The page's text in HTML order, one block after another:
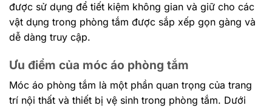
được sử dụng để tiết kiệm không gian và giữ cho các
vật dụng trong phòng tắm được sắp xếp gọn gàng và
dễ dàng truy cập.
Ưu điểm của móc áo phòng tắm
Móc áo phòng tắm là một phần quan trọng của trang
trí nội thất và thiết bị vệ sinh trong phòng tắm. Dưới